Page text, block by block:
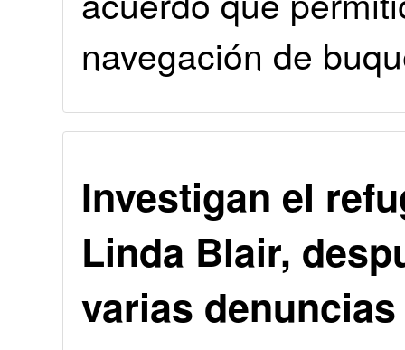
navegación de
Investigan el
Linda Blair,
varias denuncias